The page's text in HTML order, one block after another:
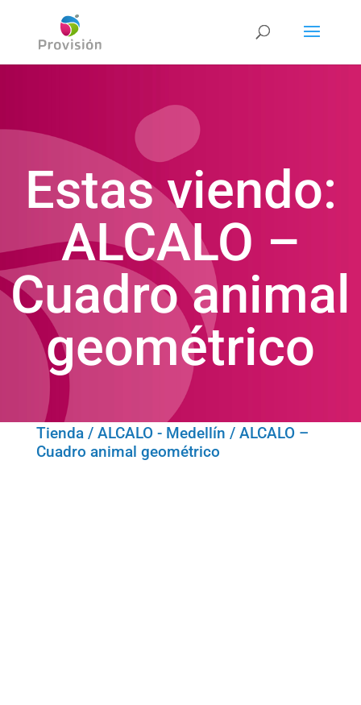
Estas viendo:
ALCALO –
Cuadro animal
geométrico
Tienda/ ALCALO - Medellín / ALCALO –
Cuadro animal geométrico